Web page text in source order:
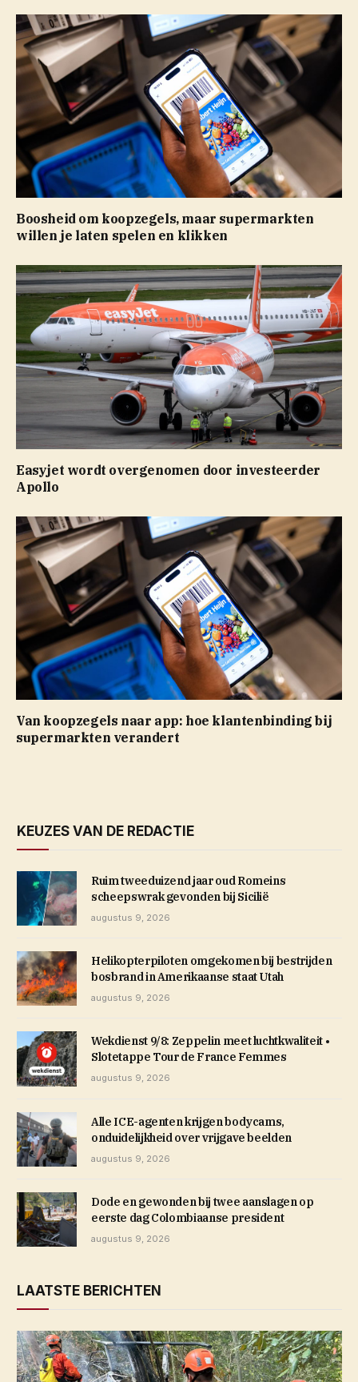
Boosheid om koopzegels, maar supermarkten
willen je laten spelen en klikken
Easyjet wordt overgenomen door investeerder
Apollo
Van koopzegels naar app: hoe klantenbinding bij
supermarkten verandert
KEUZES VAN DE REDACTIE
Ruim tweeduizend jaar oud Romeins
scheepswrak gevonden bij Sicilië
augustus 9, 2026
Helikopterpiloten omgekomen bij bestrijden
bosbrand in Amerikaanse staat Utah
augustus 9, 2026
Wekdienst 9/8: Zeppelin meet luchtkwaliteit •
Slotetappe Tour de France Femmes
augustus 9, 2026
Alle ICE-agenten krijgen bodycams,
onduidelijkheid over vrijgave beelden
augustus 9, 2026
Dode en gewonden bij twee aanslagen op
eerste dag Colombiaanse president
augustus 9, 2026
LAATSTE BERICHTEN